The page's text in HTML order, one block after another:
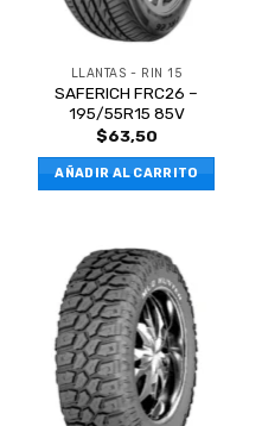
LLANTAS - RIN 15
SAFERICH FRC26 –
195/55R15 85V
$63,50
AÑADIR AL CARRITO